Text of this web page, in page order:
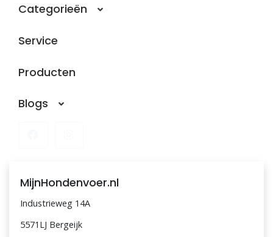
Inloggen
Categorieën
Service
Producten
Blogs
MijnHondenvoer.nl
Industrieweg 14A
5571LJ Bergeijk